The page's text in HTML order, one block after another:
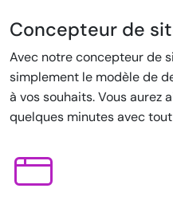
Concepteur de
Avec notre concepteur de
simplement le modèle de
à vos souhaits. Vous aurez
quelques minutes avec